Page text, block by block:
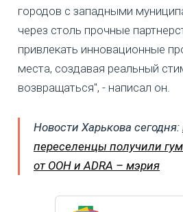
городов с западными
через столь прочные
привлекать инновационные
места, создавая реальный
возвращаться", - написал он.
Новости Харькова сегодня:
переселенцы получили
от ООН и ADRA – мэрия